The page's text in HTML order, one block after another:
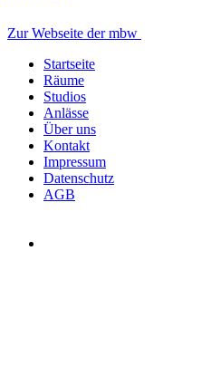
Zur Webseite der mbw
Startseite
Räume
Studios
Anlässe
Über uns
Kontakt
Impressum
Datenschutz
AGB